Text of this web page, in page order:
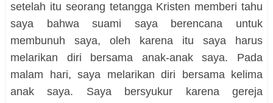
setelah itu seorang tetangga Kristen memberi tahu
saya bahwa suami saya berencana untuk
membunuh saya, oleh karena itu saya harus
melarikan diri bersama anak-anak saya. Pada
malam hari, saya melarikan diri bersama kelima
anak saya. Saya bersyukur karena gereja